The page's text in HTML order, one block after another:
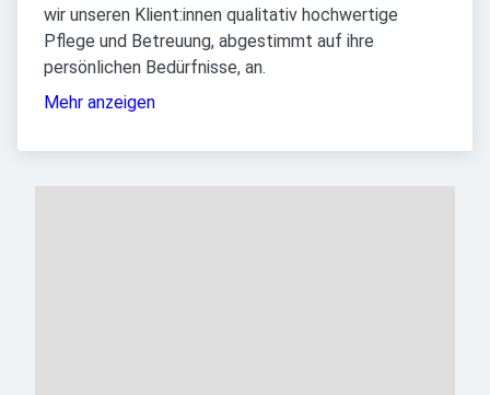
wir unseren Klient:innen qualitativ hochwertige
Pflege und Betreuung, abgestimmt auf ihre
persönlichen Bedürfnisse, an.
Mehr anzeigen